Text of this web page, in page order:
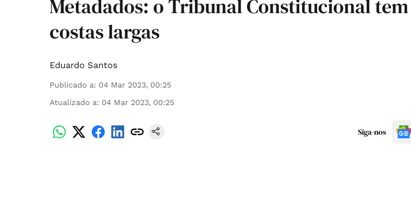
Metadados: o Tribunal Constitucional tem
costas largas
Eduardo Santos
Publicado a: 04 Mar 2023, 00:25
Atualizado a: 04 Mar 2023, 00:25
Siga-nos